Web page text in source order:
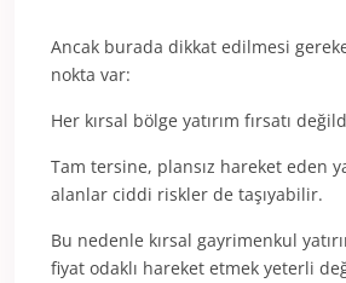
Ancak burada dikkat edilmesi
nokta var:
Her kırsal bölge yatırım fırsatı
Tam tersine, plansız hareket eden
alanlar ciddi riskler de taşıyabilir.
Bu nedenle kırsal gayrimenkul
fiyat odaklı hareket etmek yeterli